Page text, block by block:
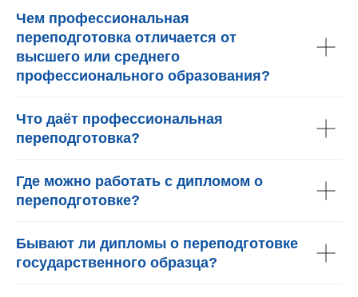
Чем профессиональная
переподготовка отличается от
высшего или среднего
профессионального образования?
Что даёт профессиональная
переподготовка?
Где можно работать с дипломом о
переподготовке?
Бывают ли дипломы о переподготовке
государственного образца?